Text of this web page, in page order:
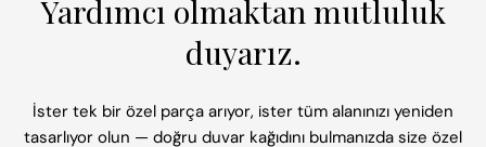
Yardımcı olmaktan mutluluk
duyarız.
İster tek bir özel parça arıyor, ister tüm alanınızı yeniden
tasarlıyor olun — doğru duvar kağıdını bulmanızda size özel